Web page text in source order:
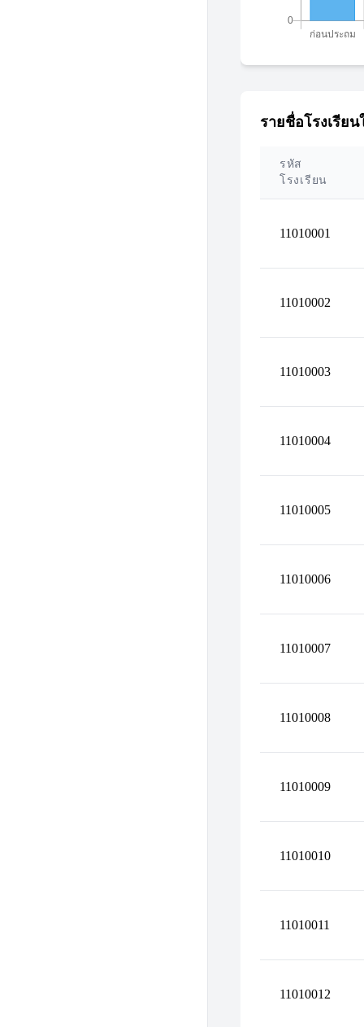
รายชื่อโรงเรีย
รหัส
โรงเรียน
11010001
11010002
11010003
11010004
11010005
11010006
11010007
11010008
11010009
11010010
11010011
11010012